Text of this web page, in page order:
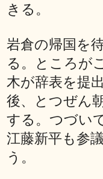
きる。
岩倉の帰国を
る。ところが
木が辞表を提
後、とつぜん
する。つづい
江藤新平も参
う。